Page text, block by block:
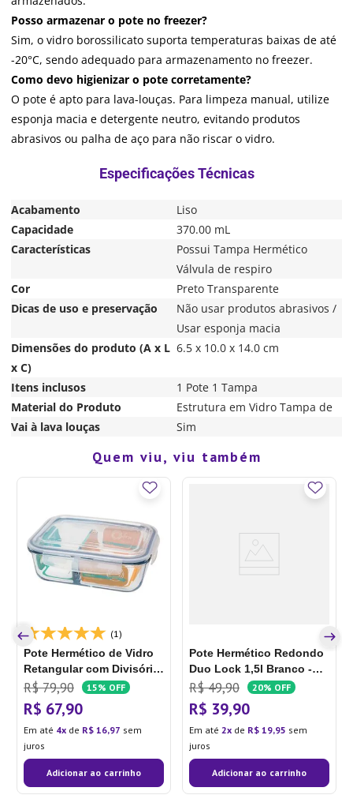
Posso armazenar o pote no freezer?
Sim, o vidro borossilicato suporta temperaturas baixas de até
-20°C, sendo adequado para armazenamento no freezer.
Como devo higienizar o pote corretamente?
O pote é apto para lava-louças. Para limpeza manual, utilize
esponja macia e detergente neutro, evitando produtos
abrasivos ou palha de aço para não riscar o vidro.
Acabamento
Liso
Capacidade
370.00 mL
Características
Possui Tampa Hermético
Válvula de respiro
Cor
Preto Transparente
Dicas de uso e preservação
Não usar produtos abrasivos /
Usar esponja macia
Dimensões do produto (A x L
x C)
6.5 x 10.0 x 14.0 cm
Itens inclusos
1 Pote 1 Tampa
Material do Produto
Estrutura em Vidro Tampa de
Vai à lava louças
Sim
Quem viu, viu também
(1)
Pote Hermético de Vidro
Retangular com Divisória
1,3 L - Oxford Porcelanas
R$ 79,90 15% OFF
R$ 67,90
Em até 4 de R$ 16,97 sem
juros
Adicionar ao carrinho
Pote Hermético Redondo
Duo Lock 1,5l Branco -
Ou
R$ 49,90 20% OFF
R$ 39,90
Em até 2 de R$ 19,95 sem
juros
Adicionar ao carrinho